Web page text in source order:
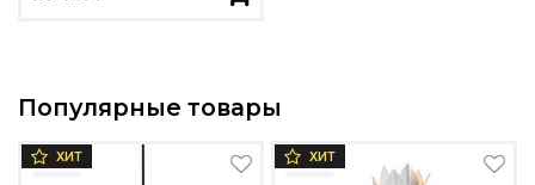
Популярные товары
ХИТ ХИТ